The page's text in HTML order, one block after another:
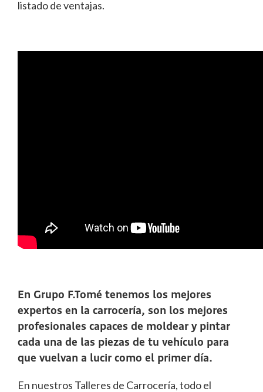
listado de ventajas.
En Grupo F.Tomé tenemos los mejores
expertos en la carrocería, son los mejores
profesionales capaces de moldear y pintar
cada una de las piezas de tu vehículo para
que vuelvan a lucir como el primer día.
En nuestros Talleres de Carrocería, todo el